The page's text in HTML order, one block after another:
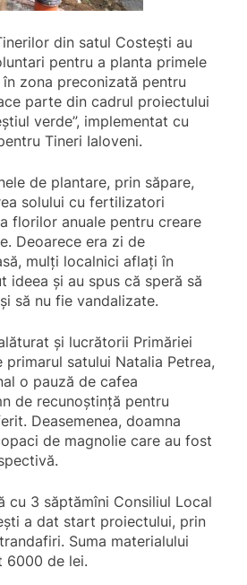
din satul Costești au
pentru a planta primele
zona preconizată pentru
parte din cadrul proiectului
verde”, implementat cu
Tineri Ialoveni.
de plantare, prin săpare,
solului cu fertilizatori
florilor anuale pentru creare
Deoarece era zi de
mulți localnici aflați în
ideea și au spus că speră să
să nu fie vandalizate.
și lucrătorii Primăriei
satului Natalia Petrea,
o pauză de cafea
de recunoștință pentru
Deasemenea, doamna
de magnolie care au fost
cu 3 săptămîni Consiliul Local
a dat start proiectului, prin
Suma materialului
6000 de lei.